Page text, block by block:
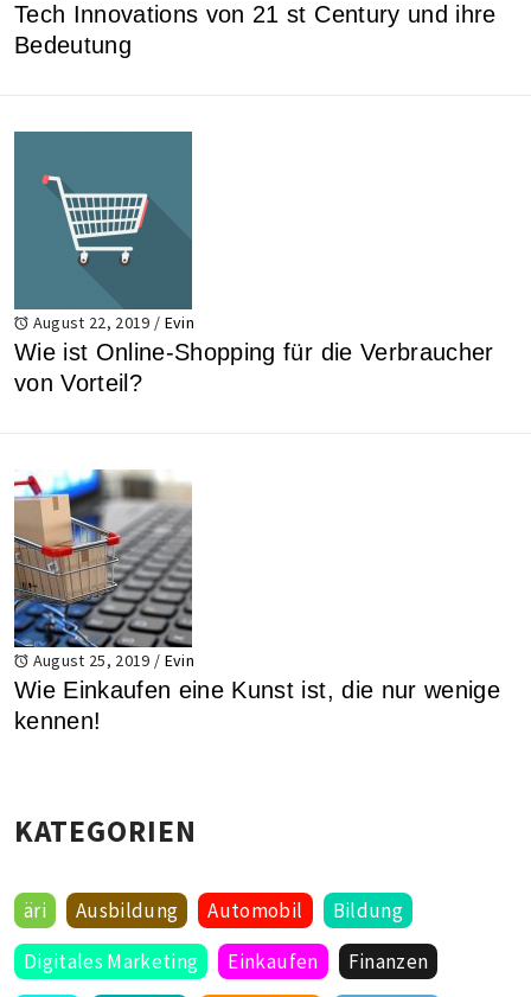
Tech Innovations von 21 st Century und ihre
Bedeutung
August 22, 2019 / Evin
Wie ist Online-Shopping für die Verbraucher
von Vorteil?
August 25, 2019 / Evin
Wie Einkaufen eine Kunst ist, die nur wenige
kennen!
KATEGORIEN
äri Ausbildung Automobil
Bildung
Digitales Marketing
Einkaufen
Finanzen